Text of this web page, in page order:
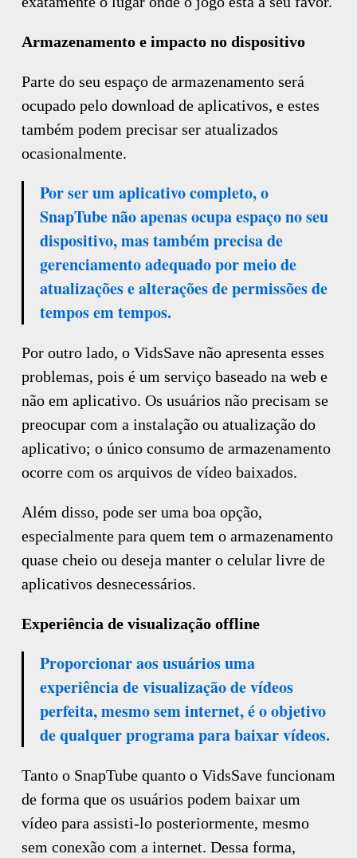
Armazenamento e impacto no dispositivo
Parte do seu espaço de armazenamento será
ocupado pelo download de aplicativos, e estes
também podem precisar ser atualizados
ocasionalmente.
Por ser um aplicativo completo, o
SnapTube não apenas ocupa espaço no seu
dispositivo, mas também precisa de
gerenciamento adequado por meio de
atualizações e alterações de permissões de
tempos em tempos.
Por outro lado, o VidsSave não apresenta esses
problemas, pois é um serviço baseado na web e
não em aplicativo. Os usuários não precisam se
preocupar com a instalação ou atualização do
aplicativo; o único consumo de armazenamento
ocorre com os arquivos de vídeo baixados.
Além disso, pode ser uma boa opção,
especialmente para quem tem o armazenamento
quase cheio ou deseja manter o celular livre de
aplicativos desnecessários.
Experiência de visualização offline
Proporcionar aos usuários uma
experiência de visualização de vídeos
perfeita, mesmo sem internet, é o objetivo
de qualquer programa para baixar vídeos.
Tanto o SnapTube quanto o VidsSave funcionam
de forma que os usuários podem baixar um
vídeo para assisti-lo posteriormente, mesmo
sem conexão com a internet. Dessa forma,